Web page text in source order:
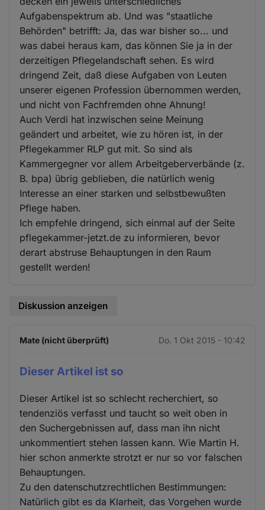
Aufgabenspektrum ab. Und was "staatliche
Behörden" betrifft: Ja, das war bisher so... und
was dabei heraus kam, das können Sie ja in der
derzeitigen Pflegelandschaft sehen. Es wird
dringend Zeit, daß diese Aufgaben von Leuten
unserer eigenen Profession übernommen werden,
und nicht von Fachfremden ohne Ahnung!
Auch Verdi hat inzwischen seine Meinung
geändert und arbeitet, wie zu hören ist, in der
Pflegekammer RLP gut mit. So sind als
Kammergegner vor allem Arbeitgeberverbände (z.
B. bpa) übrig geblieben, die natürlich wenig
Interesse an einer starken und selbstbewußten
Pflege haben.
Ich empfehle dringend, sich einmal auf der Seite
pflegekammer-jetzt.de zu informieren, bevor
derart abstruse Behauptungen in den Raum
gestellt werden!
Diskussion anzeigen
Mate (nicht überprüft) Do. 1 Okt 2015 - 10:42
Dieser Artikel ist so
Dieser Artikel ist so schlecht recherchiert, so
tendenziös verfasst und taucht so weit oben in
den Suchergebnissen auf, dass man ihn nicht
unkommentiert stehen lassen kann. Wie Martin H.
hier schon anmerkte strotzt er nur so vor falschen
Behauptungen.
Zu den datenschutzrechtlichen Bestimmungen:
Natürlich gibt es da Klarheit, das Vorgehen wurde